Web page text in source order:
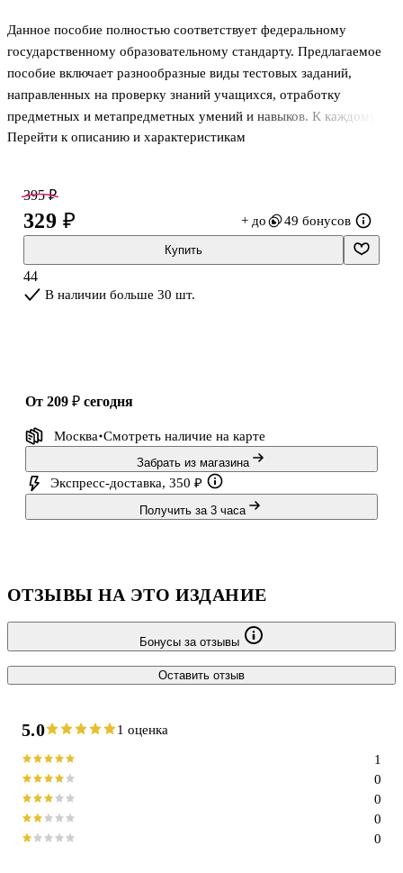
Данное пособие полностью соответствует федеральному
государственному образовательному стандарту. Предлагаемое
пособие включает разнообразные виды тестовых заданий,
направленных на проверку знаний учащихся, отработку
предметных и метапредметных умений и навыков. К каждому
параграфу учебника предлагается по два варианта тестовых
обучении. Тесты предназначены для работы на уроке, но могут
быть использованы и дома для проверки готовности учащегося к
Перейти к описанию и характеристикам
395 ₽
329 ₽ + до 49 бонусов
Купить
44
В наличии больше 30 шт.
от 209 ₽ сегодня
Москва Смотреть наличие на карте
Забрать из магазина
Экспресс-доставка, 350 ₽
Получить за 3 часа
ОТЗЫВЫ НА ЭТО ИЗДАНИЕ
Бонусы за отзывы
Оставить отзыв
5.0 1 оценка
0
0
0
0
1